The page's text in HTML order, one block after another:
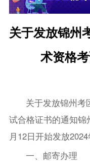
关于发放锦州
术资格
关于发放锦州考
试合格证书的通知锦
月12日开始发放
一、邮寄办理